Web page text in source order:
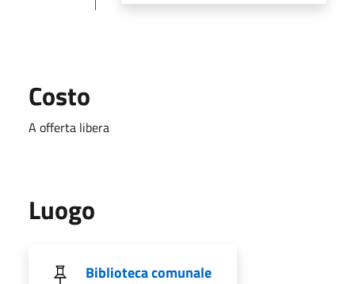
Costo
A offerta libera
Luogo
Biblioteca comunale